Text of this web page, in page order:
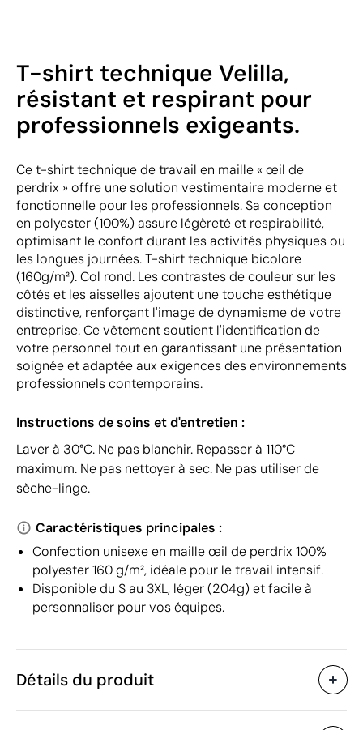
T-shirt technique Velilla,
résistant et respirant pour
professionnels exigeants.
Ce t-shirt technique de travail en maille « œil de
perdrix » offre une solution vestimentaire moderne et
fonctionnelle pour les professionnels. Sa conception
en polyester (100%) assure légèreté et respirabilité,
optimisant le confort durant les activités physiques ou
les longues journées. T-shirt technique bicolore
(160g/m²). Col rond. Les contrastes de couleur sur les
côtés et les aisselles ajoutent une touche esthétique
distinctive, renforçant l'image de dynamisme de votre
entreprise. Ce vêtement soutient l'identification de
votre personnel tout en garantissant une présentation
soignée et adaptée aux exigences des environnements
professionnels contemporains.
Instructions de soins et d'entretien :
Laver à 30°C. Ne pas blanchir. Repasser à 110°C
maximum. Ne pas nettoyer à sec. Ne pas utiliser de
sèche-linge.
Caractéristiques principales :
Confection unisexe en maille œil de perdrix 100%
polyester 160 g/m², idéale pour le travail intensif.
Disponible du S au 3XL, léger (204g) et facile à
personnaliser pour vos équipes.
Détails du produit
Caractéristiques